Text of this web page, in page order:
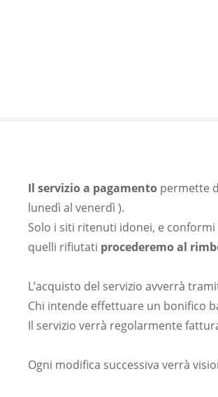
Il servizio a pagamento permette
lunedì al venerdì ).
Solo i siti ritenuti idonei, e conformi
quelli rifiutati procederemo al
L’acquisto del servizio avverrà
Chi intende effettuare un bonifico
Il servizio verrà regolarmente
Ogni modifica successiva verrà